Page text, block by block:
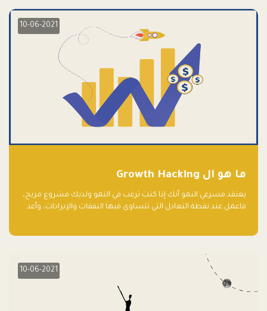
10-06-2021
ما هو ال Growth Hacking
يعتقد مسرعي النمو أنك إذا كنت ترغب في النمو ولديك مشروع مربح،
فاعمل عند نقطة التعادل التي تتساوى فيها النفقات والإيرادات، وأعد
10-06-2021